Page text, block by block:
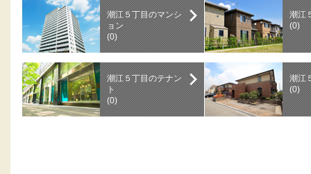
潮江５丁目のマンシ
ョン
(0)
潮江
(0)
潮江５丁目のテナン
ト
(0)
潮江
(0)